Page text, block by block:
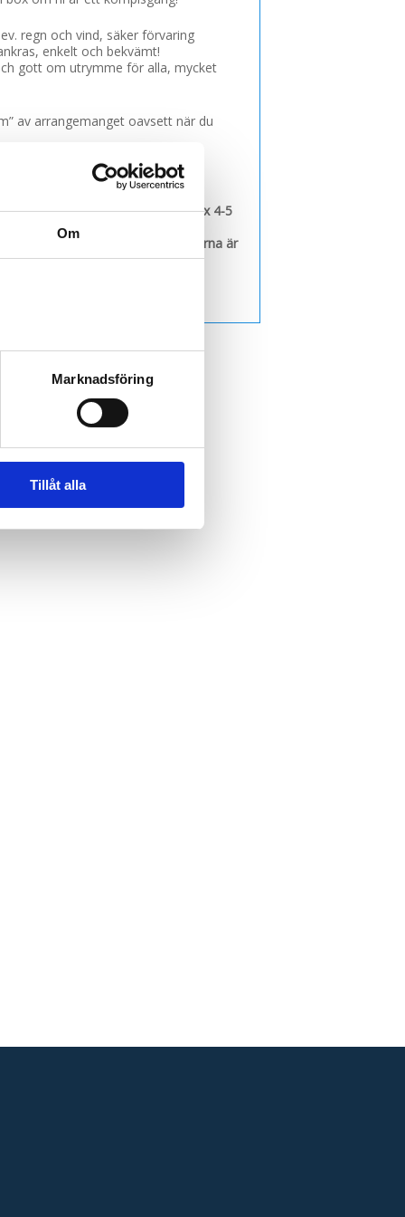
Om
Marknadsföring
Tillåt alla
regn och vind, säker förvaring
enkelt och bekvämt!
gott om utrymme för alla, mycket
av arrangemanget oavsett när du
är att man är aldrig fler än max 4-5
naturligtvis EL samt att depåboxarna är